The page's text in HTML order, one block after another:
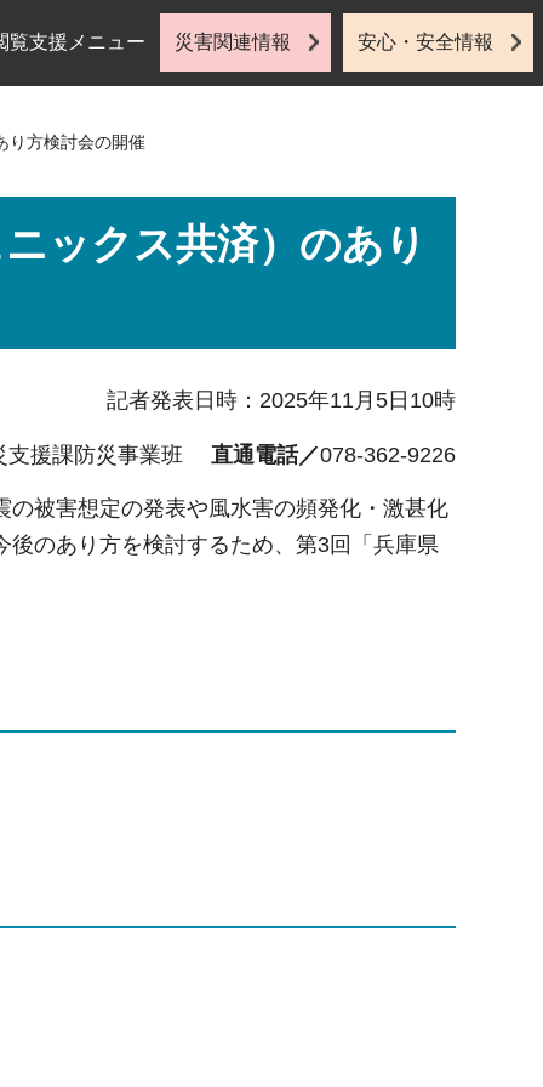
覧支援メニュー 災害関連情報 安心・安全情報
り方検討会の開催
ックス共済）のあり
記者発表日時：2025年11月5日10時
支援課防災事業班 直通電話／078-362-9226
被害想定の発表や風水害の頻発化・激甚化
のあり方を検討するため、第3回「兵庫県